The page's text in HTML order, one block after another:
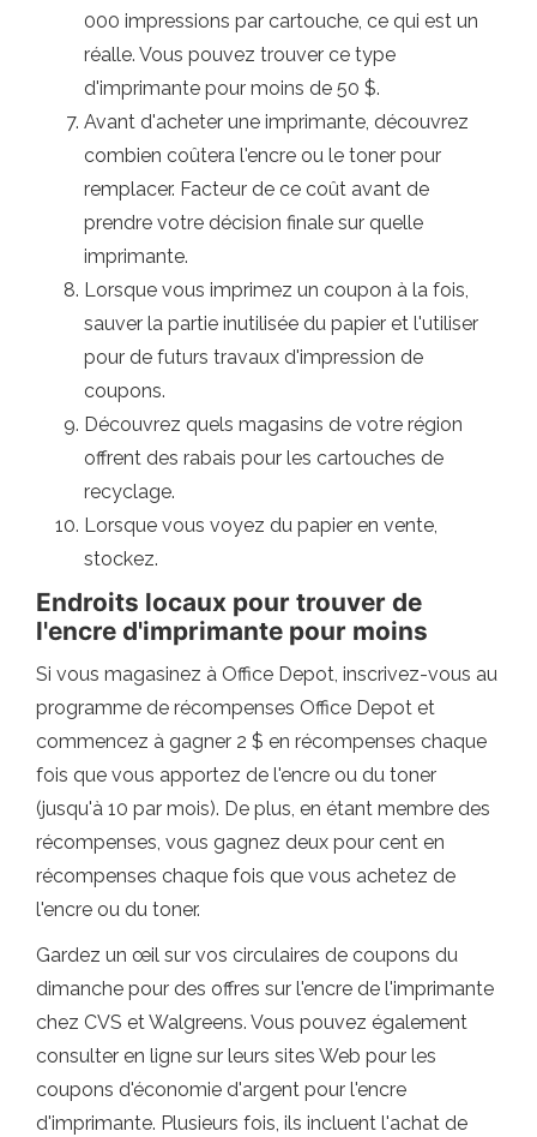
000 impressions par cartouche, ce qui est un
réalle. Vous pouvez trouver ce type
d'imprimante pour moins de 50 $.
Avant d'acheter une imprimante, découvrez
combien coûtera l'encre ou le toner pour
remplacer. Facteur de ce coût avant de
prendre votre décision finale sur quelle
imprimante.
Lorsque vous imprimez un coupon à la fois,
sauver la partie inutilisée du papier et l'utiliser
pour de futurs travaux d'impression de
coupons.
Découvrez quels magasins de votre région
offrent des rabais pour les cartouches de
recyclage.
Lorsque vous voyez du papier en vente,
stockez.
Endroits locaux pour trouver de
l'encre d'imprimante pour moins
Si vous magasinez à Office Depot, inscrivez-vous au
programme de récompenses Office Depot et
commencez à gagner 2 $ en récompenses chaque
fois que vous apportez de l'encre ou du toner
(jusqu'à 10 par mois). De plus, en étant membre des
récompenses, vous gagnez deux pour cent en
récompenses chaque fois que vous achetez de
l'encre ou du toner.
Gardez un œil sur vos circulaires de coupons du
dimanche pour des offres sur l'encre de l'imprimante
chez CVS et Walgreens. Vous pouvez également
consulter en ligne sur leurs sites Web pour les
coupons d'économie d'argent pour l'encre
d'imprimante. Plusieurs fois, ils incluent l'achat de